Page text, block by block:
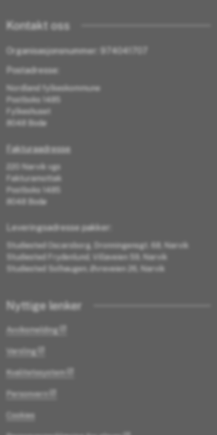
Kontakt oss
Organisasjonsnummer: 974041707
Postadresse:
Nordland fylkeskommune
Postboks 1485
Fylkeshuset
8048 Bodø
Fakturaadresse
220 Narvik vgs
Fakturamottak
Postboks 1485
8048 Bodø
Leveringsadresse pakker:
Studiested Oscarsborg, Dronningensgt. 68, Narvik
Studiested Frydenlund, Villaveien 59, Narvik
Studiested Solhaugen, Øvreveien 26, Narvik
Nyttige lenker
Avviksmelding
Varsling
Kvalitetssystem
Personvern
Cookies